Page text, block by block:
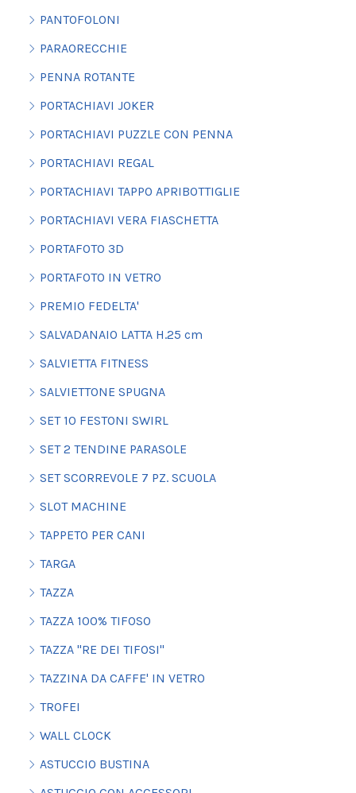
PANTOFOLONI
PARAORECCHIE
PENNA ROTANTE
PORTACHIAVI JOKER
PORTACHIAVI PUZZLE CON PENNA
PORTACHIAVI REGAL
PORTACHIAVI TAPPO APRIBOTTIGLIE
PORTACHIAVI VERA FIASCHETTA
PORTAFOTO 3D
PORTAFOTO IN VETRO
PREMIO FEDELTA'
SALVADANAIO LATTA H.25 cm
SALVIETTA FITNESS
SALVIETTONE SPUGNA
SET 10 FESTONI SWIRL
SET 2 TENDINE PARASOLE
SET SCORREVOLE 7 PZ. SCUOLA
SLOT MACHINE
TAPPETO PER CANI
TARGA
TAZZA
TAZZA 100% TIFOSO
TAZZA "RE DEI TIFOSI"
TAZZINA DA CAFFE' IN VETRO
TROFEI
WALL CLOCK
ASTUCCIO BUSTINA